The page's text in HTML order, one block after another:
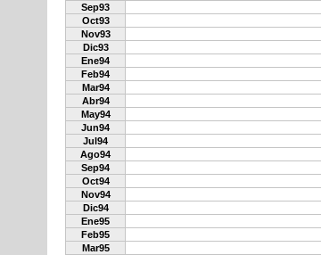
Sep93
Oct93
Nov93
Dic93
Ene94
Feb94
Mar94
Abr94
May94
Jun94
Jul94
Ago94
Sep94
Oct94
Nov94
Dic94
Ene95
Feb95
Mar95